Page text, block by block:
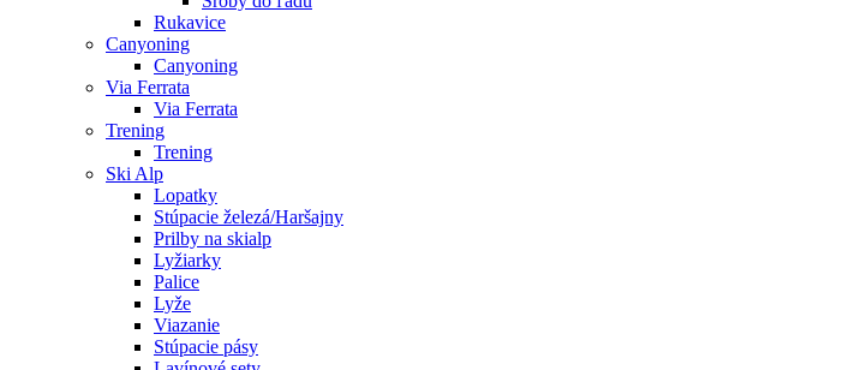
Rukavice
Canyoning
Canyoning
Via Ferrata
Via Ferrata
Trening
Trening
Ski Alp
Lopatky
Stúpacie železá/Haršajny
Prilby na skialp
Lyžiarky
Palice
Lyže
Viazanie
Stúpacie pásy